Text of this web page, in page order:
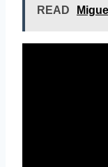
READ